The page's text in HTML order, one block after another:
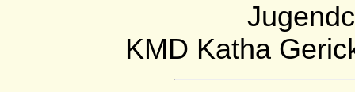
KMD Katha